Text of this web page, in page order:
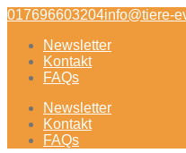
Direkt
Inhalt
017696603204info@tiere-
Newsletter
Kontakt
FAQs
Newsletter
Kontakt
FAQs